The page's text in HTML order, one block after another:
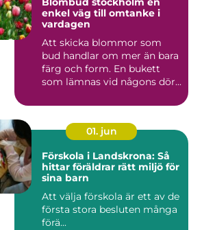
enkel väg till omtanke i
vardagen
Att skicka blommor som
bud handlar om mer än bara
färg och form. En bukett
som lämnas vid någons dör...
01. jun
Förskola i Landskrona: Så
hittar föräldrar rätt miljö för
sina barn
Att välja förskola är ett av de
första stora besluten många
förä...